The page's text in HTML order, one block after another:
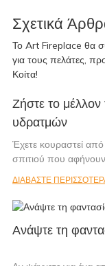
Σχετικά
Το Art Fireplace θα
για τους πελάτες,
Κοίτα!
Ζήστε το μέλλον
υδρατμών
Έχετε κουραστεί
σπιτιού που
λύσεις θέρμανσης
δημιουργήσουν
παράλληλα το σπίτι
ανακαλύψτε τα
ΔΙΑΒΆΣΤΕ
Ανάψτε τη